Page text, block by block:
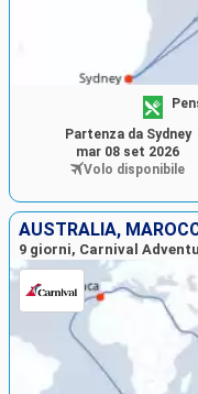
Partenza da Sydney
mar 08 set 2026
Volo disponibile
AUSTRALIA,
9 giorni, Carnival